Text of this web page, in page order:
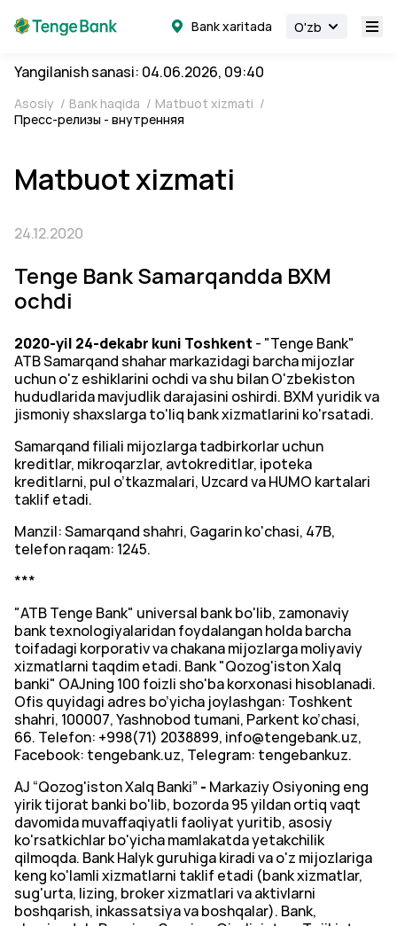
Bank xaritada O'zb
Yangilanish sanasi: 04.06.2026, 09:40
Asosiy / Bank haqida / Matbuot xizmati /
Пресс-релизы - внутренняя
Matbuot xizmati
24.12.2020
Tenge Bank Samarqandda BXM
ochdi
2020-yil 24-dekabr kuni Toshkent - "Tenge Bank"
ATB Samarqand shahar markazidagi barcha mijozlar
uchun o'z eshiklarini ochdi va shu bilan O'zbekiston
hududlarida mavjudlik darajasini oshirdi. BXM yuridik va
jismoniy shaxslarga to'liq bank xizmatlarini ko'rsatadi.
Samarqand filiali mijozlarga tadbirkorlar uchun
kreditlar, mikroqarzlar, avtokreditlar, ipoteka
kreditlarni, pul o’tkazmalari, Uzcard va HUMO kartalari
taklif etadi.
Manzil: Samarqand shahri, Gagarin ko'chasi, 47B,
telefon raqam: 1245.
***
"ATB Tenge Bank" universal bank bo'lib, zamonaviy
bank texnologiyalaridan foydalangan holda barcha
toifadagi korporativ va chakana mijozlarga moliyaviy
xizmatlarni taqdim etadi. Bank "Qozog'iston Xalq
banki" OAJning 100 foizli sho'ba korxonasi hisoblanadi.
Ofis quyidagi adres bo’yicha joylashgan: Toshkent
shahri, 100007, Yashnobod tumani, Parkent ko’chasi,
66. Telefon: +998(71) 2038899, info@tengebank.uz,
Facebook: tengebank.uz, Telegram: tengebankuz.
АJ “Qozog'iston Xalq Banki” - Markaziy Osiyoning eng
yirik tijorat banki bo'lib, bozorda 95 yildan ortiq vaqt
davomida muvaffaqiyatli faoliyat yuritib, asosiy
ko'rsatkichlar bo'yicha mamlakatda yetakchilik
qilmoqda. Bank Halyk guruhiga kiradi va o'z mijozlariga
keng ko'lamli xizmatlarni taklif etadi (bank xizmatlar,
sug'urta, lizing, broker xizmatlari va aktivlarni
boshqarish, inkassatsiya va boshqalar). Bank,